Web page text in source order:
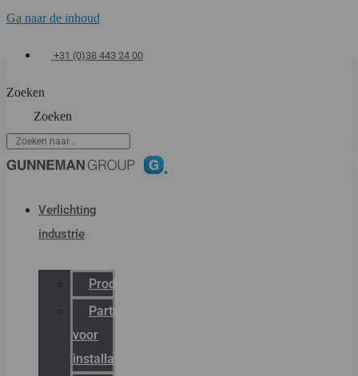
Ga naar de inhoud
+31 (0)38 443 24 00
Zoeken
Zoeken
Verlichting
industrie
Productcatalogus
Partner
voor
installateurs